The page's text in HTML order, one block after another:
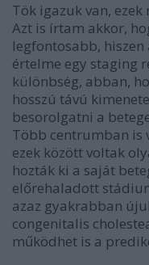
Tök igazuk van,
Azt is írtam akkor,
legfontosabb,
értelme egy staging
különbség, abban,
hosszú távú
besorolgatni a
Több centrumban is
ezek között voltak
hozták ki a saját
előrehaladott
azaz gyakrabban
congenitalis
működhet is a